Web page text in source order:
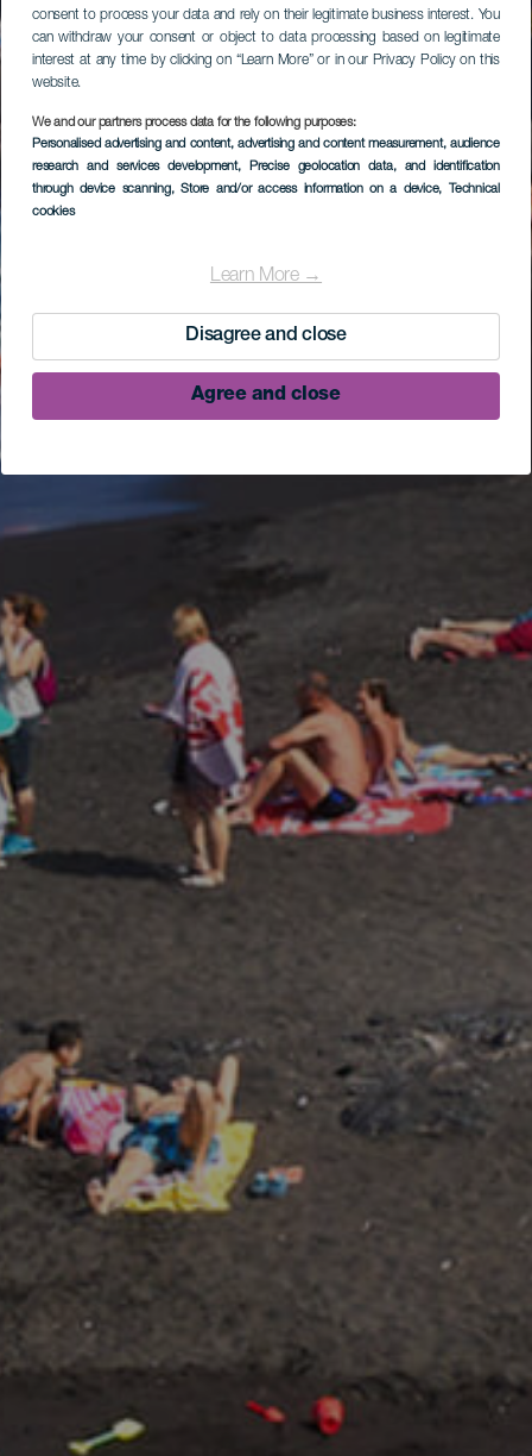
consent to process your data and rely on their legitimate business interest. You
can withdraw your consent or object to data processing based on legitimate
interest at any time by clicking on “Learn More” or in our Privacy Policy on this
website.
We and our partners process data for the following purposes:
Personalised advertising and content, advertising and content measurement, audience
research and services development, Precise geolocation data, and identification
through device scanning, Store and/or access information on a device, Technical
cookies
Learn More →
Disagree and close
Agree and close